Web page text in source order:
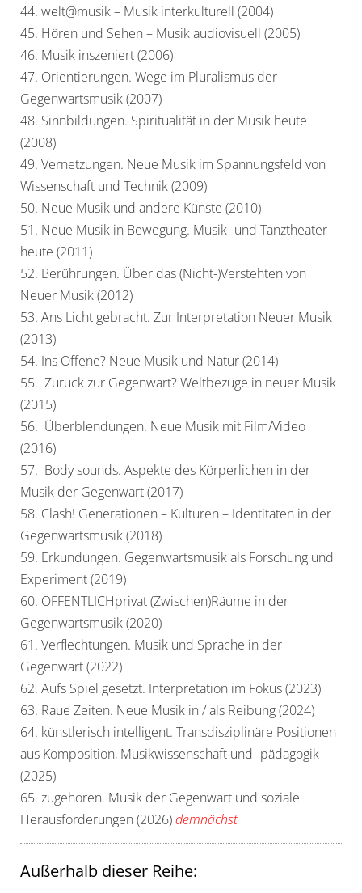
44. welt@musik – Musik interkulturell (2004)
45. Hören und Sehen – Musik audiovisuell (2005)
46. Musik inszeniert (2006)
47. Orientierungen. Wege im Pluralismus der
Gegenwartsmusik (2007)
48. Sinnbildungen. Spiritualität in der Musik heute
(2008)
49. Vernetzungen. Neue Musik im Spannungsfeld von
Wissenschaft und Technik (2009)
50. Neue Musik und andere Künste (2010)
51. Neue Musik in Bewegung. Musik- und Tanztheater
heute (2011)
52. Berührungen. Über das (Nicht-)Verstehten von
Neuer Musik (2012)
53. Ans Licht gebracht. Zur Interpretation Neuer Musik
(2013)
54. Ins Offene? Neue Musik und Natur (2014)
55. Zurück zur Gegenwart? Weltbezüge in neuer Musik
(2015)
56. Überblendungen. Neue Musik mit Film/Video
(2016)
57. Body sounds. Aspekte des Körperlichen in der
Musik der Gegenwart (2017)
58. Clash! Generationen – Kulturen – Identitäten in der
Gegenwartsmusik (2018)
59. Erkundungen. Gegenwartsmusik als Forschung und
Experiment (2019)
60. ÖFFENTLICHprivat (Zwischen)Räume in der
Gegenwartsmusik (2020)
61. Verflechtungen. Musik und Sprache in der
Gegenwart (2022)
62. Aufs Spiel gesetzt. Interpretation im Fokus (2023)
63. Raue Zeiten. Neue Musik in / als Reibung (2024)
64. künstlerisch intelligent. Transdisziplinäre Positionen
aus Komposition, Musikwissenschaft und -pädagogik
(2025)
65. zugehören. Musik der Gegenwart und soziale
Herausforderungen (2026)demnächst
Außerhalb dieser Reihe: